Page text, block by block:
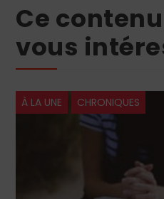
Ce
vous
À LA UNE CHRONIQUES